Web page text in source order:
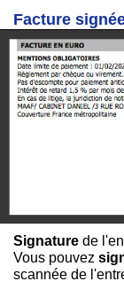
Facture
Signature de
Vous pouvez
scannée de